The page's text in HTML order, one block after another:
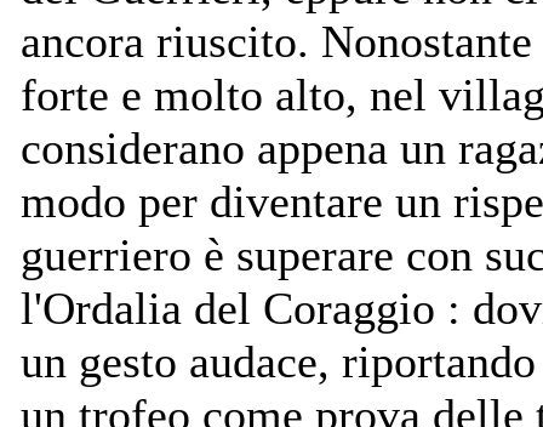
ancora riuscito.
forte e molto alto, nel
considerano appena un
modo per diventare un
guerriero è superare con
l'Ordalia del Coraggio :
un gesto audace,
un trofeo come prova delle